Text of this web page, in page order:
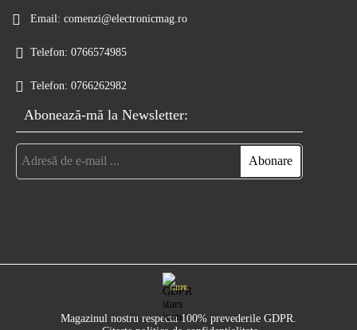
Email: comenzi@electronicmag.ro
Telefon: 0766574985
Telefon: 0766262982
Abonează-mă la Newsletter:
GDPR
Magazinul nostru respecta 100% prevederile GDPR.